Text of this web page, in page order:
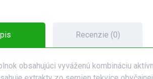
Recenzie (0)
obsahujúci vyváženú kombináciu